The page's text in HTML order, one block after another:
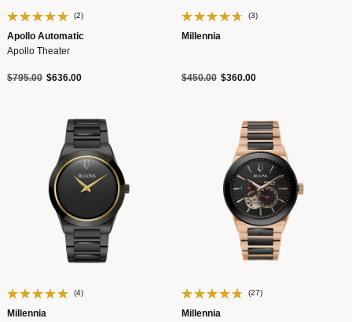
(2)
Apollo Automatic
Apollo Theater
Precio reducido de
$795.00a$636.00
(3)
Millennia
Precio reducido de
$450.00a$360.00
(4)
Millennia
(27)
Millennia